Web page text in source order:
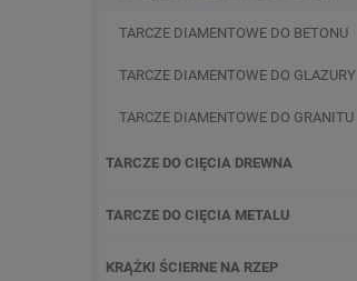
TARCZE DIAMENTOWE DO BETONU
TARCZE DIAMENTOWE DO GLAZURY
TARCZE DIAMENTOWE DO GRANITU
TARCZE DO CIĘCIA DREWNA
TARCZE DO CIĘCIA METALU
KRĄŻKI ŚCIERNE NA RZEP